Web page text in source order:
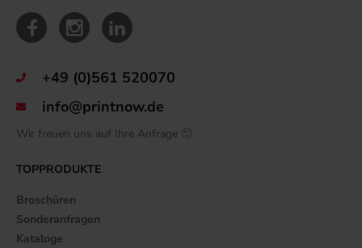
+49 (0)561 520070
info@printnow.de
Wir freuen uns auf Ihre Anfrage 🙂
TOPPRODUKTE
Broschüren
Sonderanfragen
Kataloge